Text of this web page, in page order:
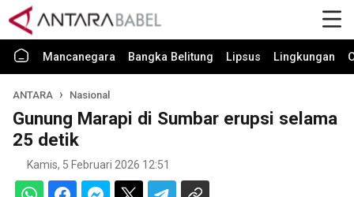
Mancanegara Bangka Belitung Lipsus Lingkungan
ANTARA Nasional
Gunung Marapi di Sumbar erupsi selama
25 detik
Kamis, 5 Februari 2026 12:51